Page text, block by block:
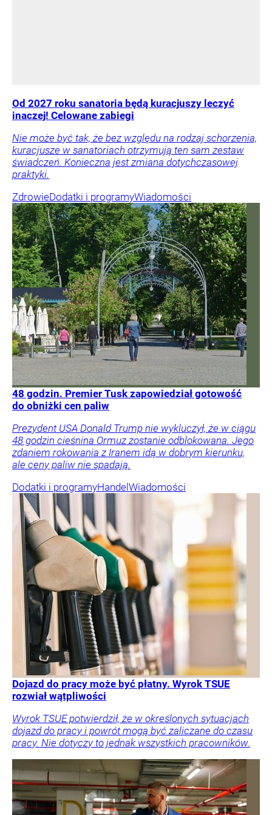
Od 2027 roku sanatoria będą kuracjuszy leczyć
inaczej! Celowane zabiegi
Nie może być tak, że bez względu na rodzaj schorzenia,
kuracjusze w sanatoriach otrzymują ten sam zestaw
świadczeń. Konieczna jest zmiana dotychczasowej
praktyki.
ZdrowieDodatki i programyWiadomości
48 godzin. Premier Tusk zapowiedział gotowość
do obniżki cen paliw
Prezydent USA Donald Trump nie wykluczył, że w ciągu
48 godzin cieśnina Ormuz zostanie odblokowana. Jego
zdaniem rokowania z Iranem idą w dobrym kierunku,
ale ceny paliw nie spadają.
Dodatki i programyHandelWiadomości
Dojazd do pracy może być płatny. Wyrok TSUE
rozwiał wątpliwości
Wyrok TSUE potwierdził, że w określonych sytuacjach
dojazd do pracy i powrót mogą być zaliczane do czasu
pracy. Nie dotyczy to jednak wszystkich pracowników.